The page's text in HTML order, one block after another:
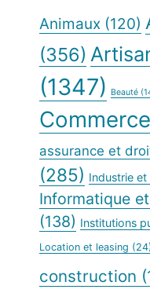
Animaux (120)
(356)
(1347)
Beauté
Commerce
assurance et
(285) Industrie
Informatique
(138) Institutions
Location et leasing
construction